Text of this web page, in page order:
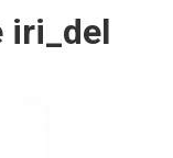
iri_del